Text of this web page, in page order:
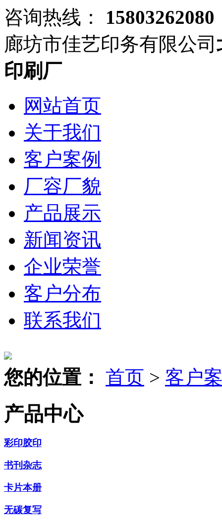
咨询热线：
15803262080
廊坊市佳艺印务有限公司
印刷厂
网站首页
关于我们
客户案例
厂容厂貌
产品展示
新闻资讯
企业荣誉
客户分布
联系我们
您的位置： 首页 > 客户
产品中心
彩印胶印
书刊杂志
卡片本册
无碳复写